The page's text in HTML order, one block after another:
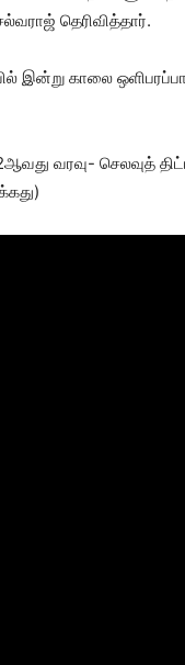
தெரிவித்தார்.
இன்று காலை
வரவு- செலவுத்